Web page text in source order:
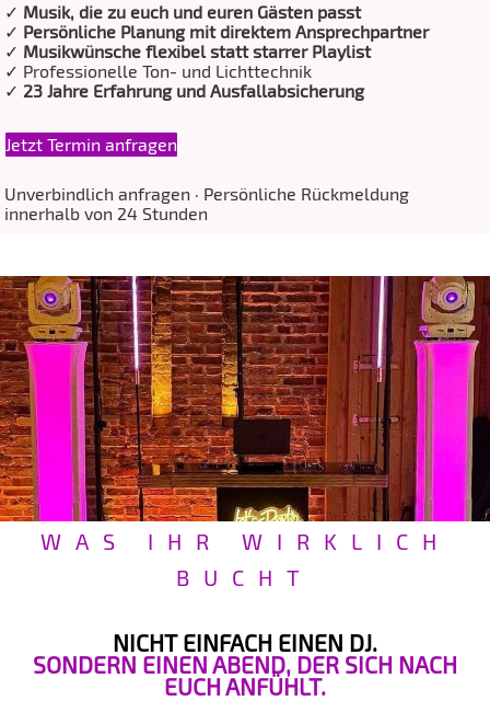
✓ Musik, die zu euch und euren Gästen passt
✓ Persönliche Planung mit direktem Ansprechpartner
✓ Musikwünsche flexibel statt starrer Playlist
✓ Professionelle Ton- und Lichttechnik
✓ 23 Jahre Erfahrung und Ausfallabsicherung
Jetzt Termin anfragen
Unverbindlich anfragen · Persönliche Rückmeldung
innerhalb von 24 Stunden
WAS IHR WIRKLICH
BUCHT
NICHT EINFACH EINEN DJ.
SONDERN EINEN ABEND, DER SICH NACH
EUCH ANFÜHLT.